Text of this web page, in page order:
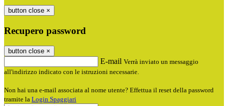
button close ×
Recupero password
button close ×
E-mail Verrà inviato un messaggio
all'indirizzo indicato con le istruzioni necessarie.
Non hai una e-mail associata al nome utente? Effettua il reset della password
tramite la Login Spaggiari